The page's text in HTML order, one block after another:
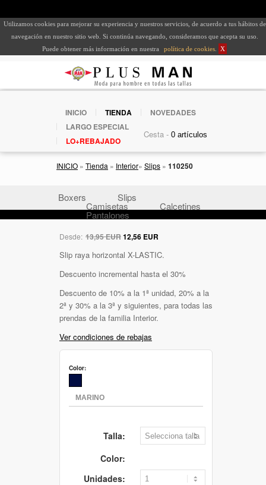
Utilizamos cookies para mejorar su experiencia y nuestros servicios, de acuerdo a tus hábitos de
navegación en nuestro sitio web. Si continúa navegando, consideramos que acepta su uso.
Puede obtener más información en nuestra
política de cookies X
INICIO TIENDA
NOVEDADES
LARGO ESPECIAL
LO+REBAJADO
Cesta -
INICIO » Tienda » Interior» Slips » 110250
Boxers Slips
Camisetas Calcetines
Pantalones
Desde: 13,95 EUR12,56 EUR
Slip raya horizontal X-LASTIC.
Descuento incremental hasta el 30%
Descuento de 10% a la 1ª unidad, 20% a la
2ª y 30% a la 3ª y siguientes, para todas las
prendas de la familia Interior.
Ver condiciones de rebajas
Color:
Talla:
Color:
Unidades: